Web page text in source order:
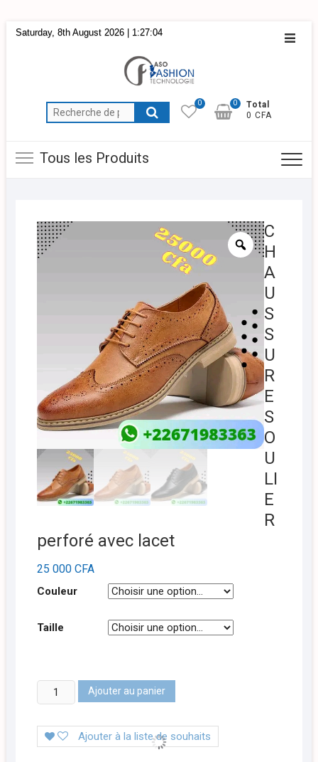
Skip
Saturday, 8th August 2026| 1:27:05
Recherche
pour :
0
Total
0 CFA
0
Tous les Produits
C
H
A
U
S
S
U
R
E
S
O
U
LI
E
R
perforé avec lacet
25 000 CFA
Couleur
Taille
quantité
de
SOULIER
Ajouter au panier
Ajouter à la liste de souhaits